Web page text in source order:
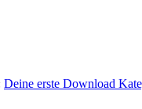
Deine erste Download